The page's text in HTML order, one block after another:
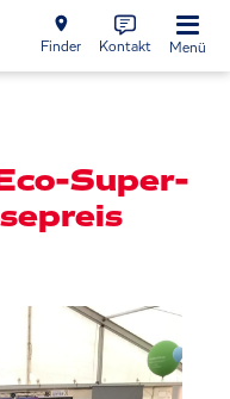
Finder Kontakt Menü
Super-